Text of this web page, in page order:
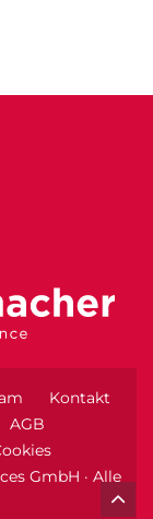
Kontakt
AGB
GmbH · Alle